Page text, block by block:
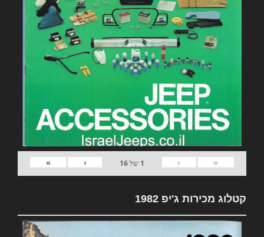
«
‹
1 של16
›
»
קטלוג מכירות ג'יפ 1982